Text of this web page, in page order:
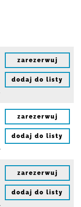
zarezerwuj
dodaj do listy
zarezerwuj
dodaj do listy
zarezerwuj
dodaj do listy